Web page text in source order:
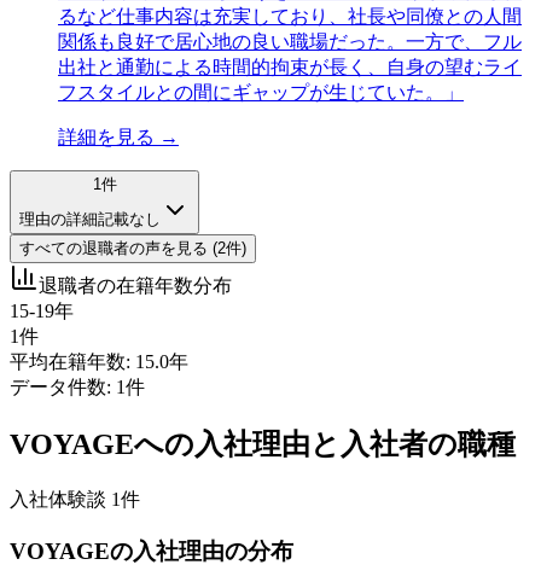
るなど仕事内容は充実しており、社長や同僚との人間
関係も良好で居心地の良い職場だった。一方で、フル
出社と通勤による時間的拘束が長く、自身の望むライ
フスタイルとの間にギャップが生じていた。
」
詳細を見る →
1件
理由の詳細記載なし
すべての退職者の声を見る (2件)
退職者の在籍年数分布
15-19年
1件
平均在籍年数: 15.0年
データ件数: 1件
VOYAGEへの入社理由と入社者の職種
入社体験談 1件
VOYAGEの入社理由の分布